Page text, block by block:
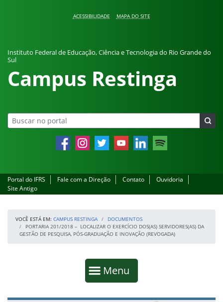
ACESSIBILIDADE MAPA DO SITE
Instituto Federal de Educação, Ciência e Tecnologia do Rio Grande do
Sul
Campus Restinga
FacebookInstagramTwitter YouTube LinkedIn Spotify
Portal do IFRS Fale com a Direção Contato
Ouvidoria
Site Antigo
VOCÊ ESTÁ EM: CAMPUS RESTINGA
DOCUMENTOS
PORTARIA 201/2018 – LOCALIZAR O EXERCÍCIO DOS(AS) SERVIDORES(AS) DA
GESTÃO DE PESQUISA, PÓS-GRADUAÇÃO E INOVAÇÃO (REVOGADA)
Mostrar
Menu